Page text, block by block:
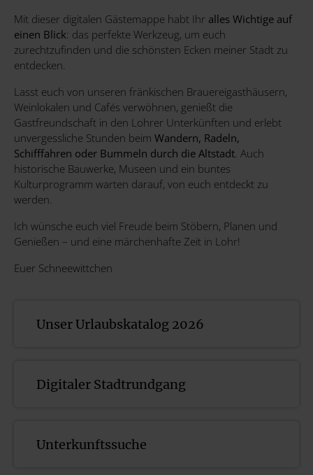
Mit dieser digitalen Gästemappe habt Ihr alles Wichtige auf
einen Blick: das perfekte Werkzeug, um euch
zurechtzufinden und die schönsten Ecken meiner Stadt zu
entdecken.
Lasst euch von unseren fränkischen Brauereigasthäusern,
Weinlokalen und Cafés verwöhnen, genießt die
Gastfreundschaft in den Lohrer Unterkünften und erlebt
unvergessliche Stunden beim Wandern, Radeln,
Schifffahren oder Bummeln durch die Altstadt . Auch
historische Bauwerke, Museen und ein buntes
Kulturprogramm warten darauf, von euch entdeckt zu
werden.
Ich wünsche euch viel Freude beim Stöbern, Planen und
Genießen – und eine märchenhafte Zeit in Lohr!
Euer Schneewittchen
Unser Urlaubskatalog 2026
Digitaler Stadtrundgang
Unterkunftssuche